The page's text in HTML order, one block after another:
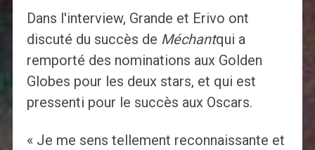
Dans l'interview, Grande et Erivo ont
discuté du succès de Méchantqui a
remporté des nominations aux Golden
Globes pour les deux stars, et qui est
pressenti pour le succès aux Oscars.
« Je me sens tellement reconnaissante et